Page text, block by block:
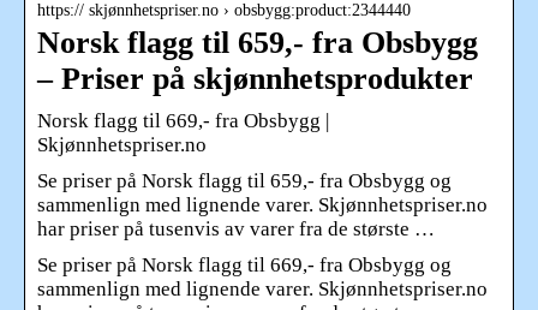
https:// skjønnhetspriser.no › obsbygg:product:2344440
Norsk flagg til 659,- fra Obsbygg
– Priser på skjønnhetsprodukter
Norsk flagg til 669,- fra Obsbygg |
Skjønnhetspriser.no
Se priser på Norsk flagg til 659,- fra Obsbygg og
sammenlign med lignende varer. Skjønnhetspriser.no
har priser på tusenvis av varer fra de største …
Se priser på Norsk flagg til 669,- fra Obsbygg og
sammenlign med lignende varer. Skjønnhetspriser.no